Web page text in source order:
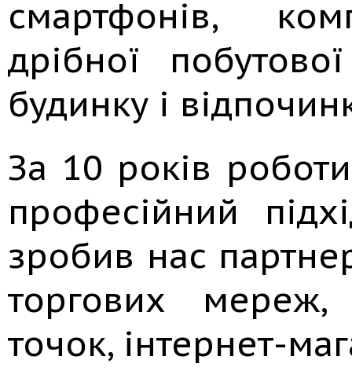
смартфонів,
дрібної
будинку і
За 10 років
професійний
зробив нас
торгових мереж,
точок, інтернет-